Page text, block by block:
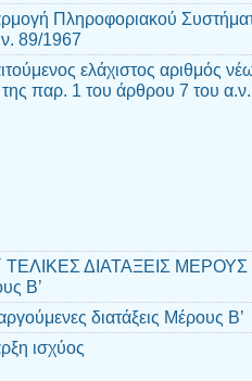
Πληροφοριακού
89/1967
ελάχιστος αριθμός
παρ. 1 του άρθρου 7 του
ΔΙΑΤΑΞΕΙΣ ΜΕΡΟΥΣ
Β’
διατάξεις Μέρους Β’
ισχύος